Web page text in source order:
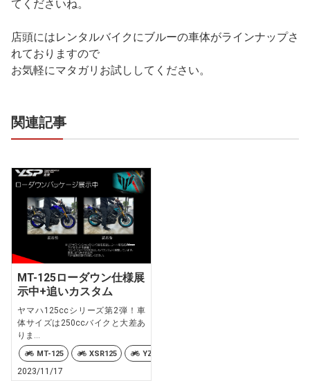
てくださいね。
店頭にはレンタルバイクにブルーの車体がラインナップさ
れておりますので
お気軽にマタガリお試ししてください。
関連記事
MT-125ローダウン仕様展
示中+追いカスタム
ヤマハ125ccシリーズ第2弾！車
体サイズは250ccバイクと大差あ
りま...
MT-125 XSR125 YZF-R15
2023/11/17